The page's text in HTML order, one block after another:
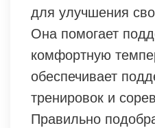
для улучшения
Она помогает
комфортную
обеспечивает
тренировок и
Правильно